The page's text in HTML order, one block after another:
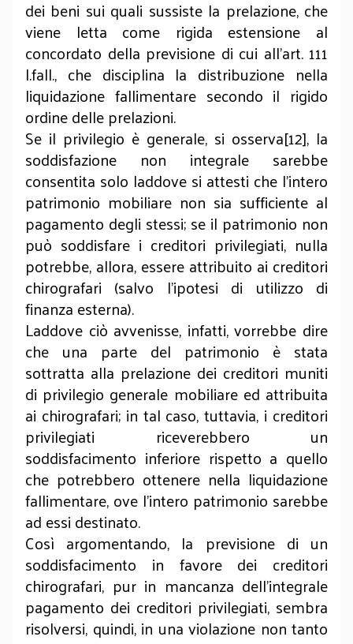
dei beni sui quali sussiste la prelazione, che
viene letta come rigida estensione al
concordato della previsione di cui all’art. 111
l.fall., che disciplina la distribuzione nella
liquidazione fallimentare secondo il rigido
ordine delle prelazioni.
Se il privilegio è generale, si osserva[12], la
soddisfazione non integrale sarebbe
consentita solo laddove si attesti che l'intero
patrimonio mobiliare non sia sufficiente al
pagamento degli stessi; se il patrimonio non
può soddisfare i creditori privilegiati, nulla
potrebbe, allora, essere attribuito ai creditori
chirografari (salvo l'ipotesi di utilizzo di
finanza esterna).
Laddove ciò avvenisse, infatti, vorrebbe dire
che una parte del patrimonio è stata
sottratta alla prelazione dei creditori muniti
di privilegio generale mobiliare ed attribuita
ai chirografari; in tal caso, tuttavia, i creditori
privilegiati riceverebbero un
soddisfacimento inferiore rispetto a quello
che potrebbero ottenere nella liquidazione
fallimentare, ove l'intero patrimonio sarebbe
ad essi destinato.
Così argomentando, la previsione di un
soddisfacimento in favore dei creditori
chirografari, pur in mancanza dell'integrale
pagamento dei creditori privilegiati, sembra
risolversi, quindi, in una violazione non tanto